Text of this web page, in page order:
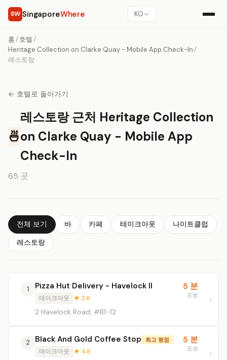
SW SingaporeWhere KO
홈 /호텔 /
Heritage Collection on Clarke Quay - Mobile App Check-In /
레스토랑
← 호텔로 돌아가기
🍜
레스토랑 근처 Heritage Collection
on Clarke Quay - Mobile App
Check-In
65 곳
전체 보기 바 카페 테이크아웃 나이트클럽
레스토랑
1 Pizza Hut Delivery - Havelock II
테이크아웃 ★ 2.6
2 Havelock Road, #B1-12
5 분
도보
2 Black And Gold Coffee Stop 최고 평점
테이크아웃 ★ 4.8
5 분
도보